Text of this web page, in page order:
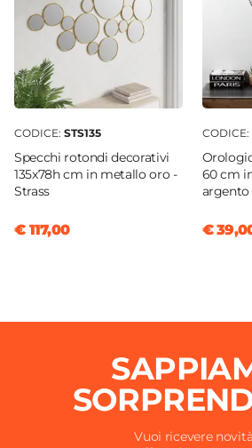
CODICE: STS135
Specchi rotondi decorativi
135x78h cm in metallo oro -
Strass
€ 117,00
CODICE:
60 cm
€
Vuoi ricevere